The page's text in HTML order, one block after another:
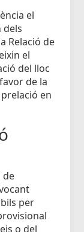
el
dels
Relació de
el
del lloc
de la
en
de
per
o del